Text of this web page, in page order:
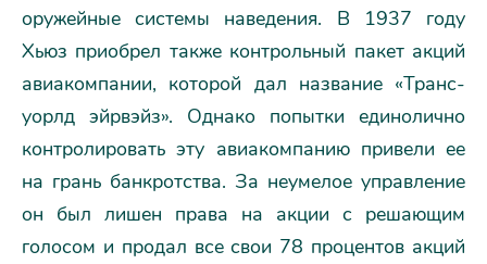
оружейные системы наведения. В 1937 году
Хьюз приобрел также контрольный пакет акций
авиакомпании, которой дал название «Транс-
уорлд эйрвэйз». Однако попытки единолично
контролировать эту авиакомпанию привели ее
на грань банкротства. За неумелое управление
он был лишен права на акции с решающим
голосом и продал все свои 78 процентов акций